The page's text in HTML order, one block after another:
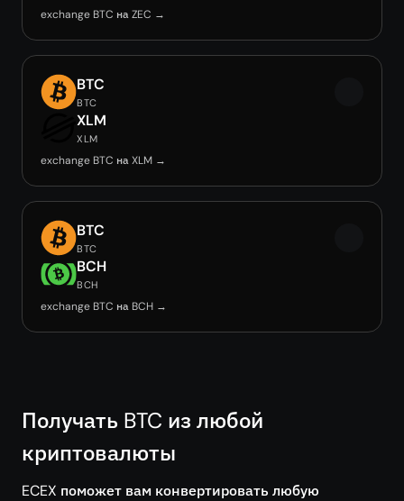
exchange BTC на ZEC →
BTC
BTC
XLM
XLM
exchange BTC на XLM →
BTC
BTC
BCH
BCH
exchange BTC на BCH →
Получать BTC из любой
криптовалюты
ECEX поможет вам конвертировать любую